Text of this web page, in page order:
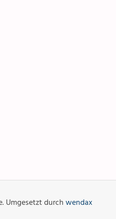
Umgesetzt durch wendax
& Sakramente
Aktuelles
Fotogalerie
Links